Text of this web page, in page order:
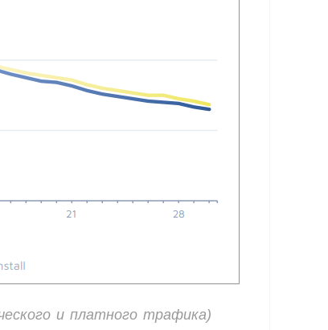
и платного трафика)